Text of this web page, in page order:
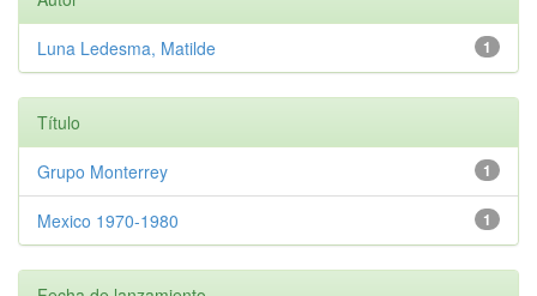
1
Luna Ledesma, Matilde
Título
1
Grupo Monterrey
1
Mexico 1970-1980